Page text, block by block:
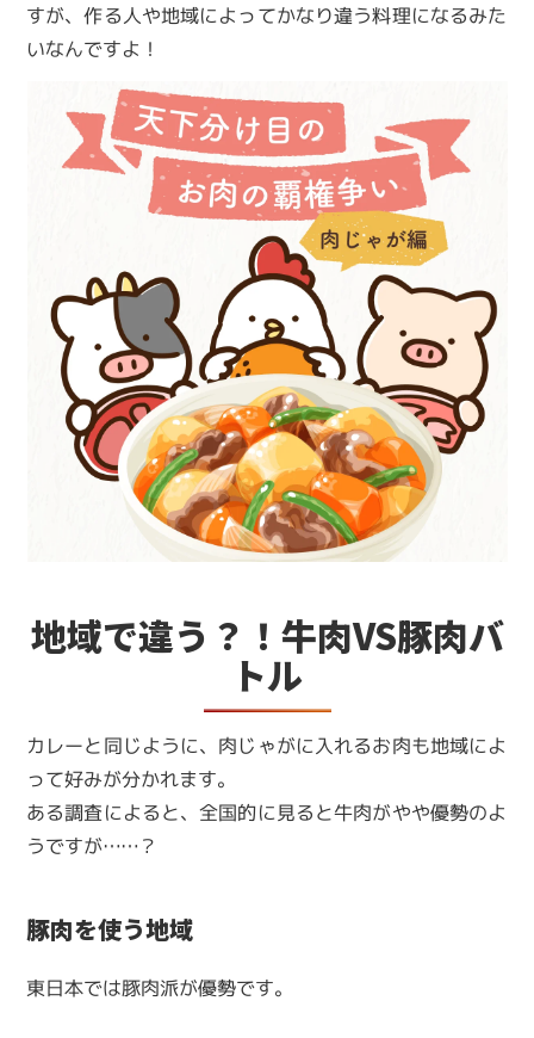
すが、作る人や地域によってかなり違う料理になるみた
いなんですよ！
地域で違う？！牛肉VS豚肉バ
トル
カレーと同じように、肉じゃがに入れるお肉も地域によ
って好みが分かれます。
ある調査によると、全国的に見ると牛肉がやや優勢のよ
うですが……？
豚肉を使う地域
東日本では豚肉派が優勢です。